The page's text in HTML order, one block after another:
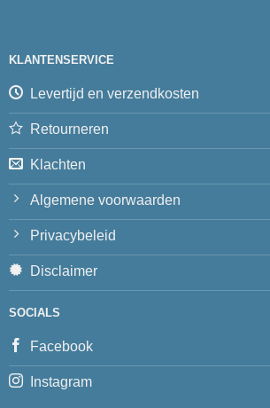
KLANTENSERVICE
Levertijd en verzendkosten
Retourneren
Klachten
Algemene voorwaarden
Privacybeleid
Disclaimer
SOCIALS
Facebook
Instagram